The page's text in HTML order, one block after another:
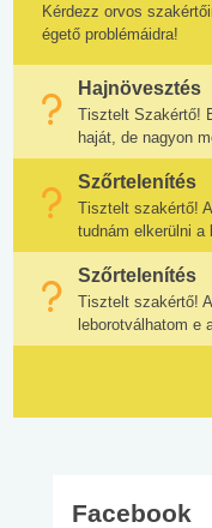
Kérdezz orvos
égető problémáidra!
Hajnövesztés
Tisztelt Szakértő!
haját, de nagyon
Szőrtelenítés
Tisztelt szakértő!
tudnám elkerülni a
Szőrtelenítés
Tisztelt szakértő!
leborotválhatom e
Facebook